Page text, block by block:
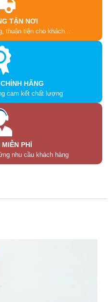
TẬN NƠI
thuận tiện cho khách...
HÃNG
cam kết chất lượng
PHÍ
nhu cầu khách hàng